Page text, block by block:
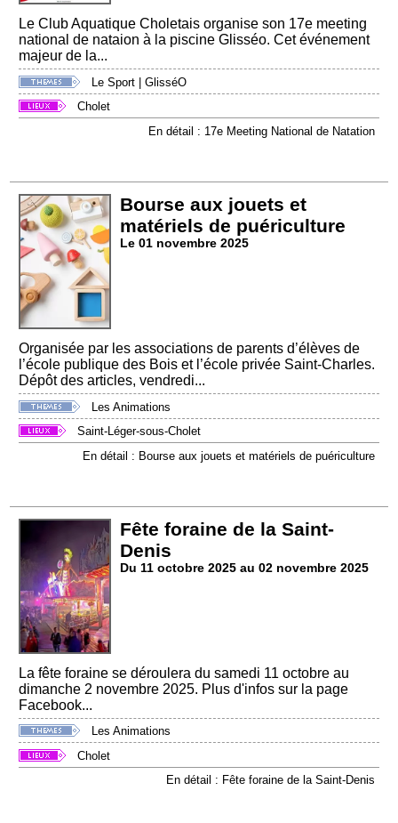
Le Club Aquatique Choletais organise son 17e meeting
national de nataion à la piscine Glisséo. Cet événement
majeur de la...
Le Sport |GlisséO
Cholet
En détail : 17e Meeting National de Natation
Bourse aux jouets et
matériels de puériculture
Le 01 novembre 2025
Organisée par les associations de parents d’élèves de
l’école publique des Bois et l’école privée Saint-Charles.
Dépôt des articles, vendredi...
Les Animations
Saint-Léger-sous-Cholet
En détail : Bourse aux jouets et matériels de puériculture
Fête foraine de la Saint-
Denis
Du 11 octobre 2025 au 02 novembre 2025
La fête foraine se déroulera du samedi 11 octobre au
dimanche 2 novembre 2025. Plus d'infos sur la page
Facebook...
Les Animations
Cholet
En détail : Fête foraine de la Saint-Denis